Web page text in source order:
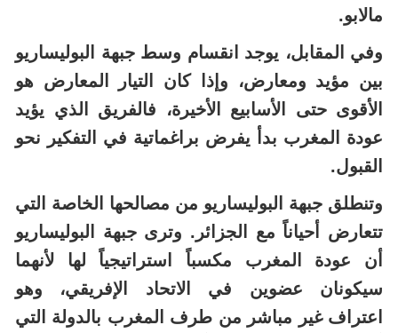
مالابو.
وفي المقابل، يوجد انقسام وسط جبهة البوليساريو
بين مؤيد ومعارض، وإذا كان التيار المعارض هو
الأقوى حتى الأسابيع الأخيرة، فالفريق الذي يؤيد
عودة المغرب بدأ يفرض براغماتية في التفكير نحو
القبول.
وتنطلق جبهة البوليساريو من مصالحها الخاصة التي
تتعارض أحياناً مع الجزائر. وترى جبهة البوليساريو
أن عودة المغرب مكسباً استراتيجياً لها لأنهما
سيكونان عضوين في الاتحاد الإفريقي، وهو
اعتراف غير مباشر من طرف المغرب بالدولة التي